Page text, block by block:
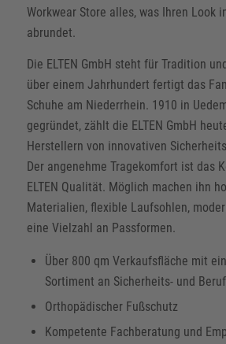
Workwear Store alles, was Ihren Look
abrundet.
Die ELTEN GmbH steht für Tradition
über einem Jahrhundert fertigt das
Schuhe am Niederrhein. 1910 in
gegründet, zählt die ELTEN GmbH
Herstellern von innovativen
Der angenehme Tragekomfort ist das
ELTEN Qualität. Möglich machen ihn
Materialien, flexible Laufsohlen,
eine Vielzahl an Passformen.
Über 800 qm Verkaufsfläche mit
Sortiment an Sicherheits- und
Orthopädischer Fußschutz
Kompetente Fachberatung und